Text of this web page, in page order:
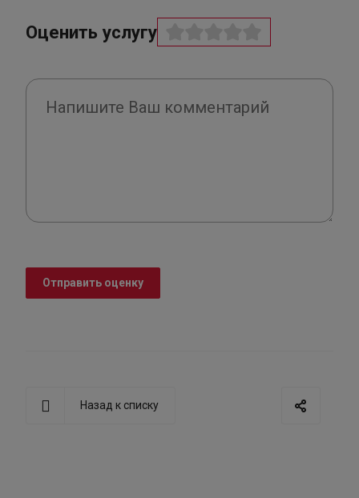
Оценить услугу
Отправить оценку
Назад к списку